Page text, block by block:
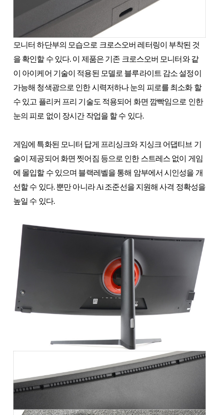
모니터 하단부의 모습으로 크로스오버 레터링이 부착된 것
을 확인할 수 있다. 이 제품은 기존 크로스오버 모니터와 같
이 아이케어 기술이 적용된 모델로 블루라이트 감소 설정이
가능해 청색광으로 인한 시력저하나 눈의 피로를 최소화 할
수 있고 플리커 프리 기술도 적용되어 화면 깜빡임으로 인한
눈의 피로 없이 장시간 작업을 할 수 있다.
게임에 특화된 모니터 답게 프리싱크와 지싱크 어댑티브 기
술이 제공되어 화면 찟어짐 등으로 인한 스트레스 없이 게임
에 몰입할 수 있으며 블랙레벨을 통해 암부에서 시인성을 개
선할 수 있다. 뿐만 아니라 Ai 조준선을 지원해 사격 정확성을
높일 수 있다.